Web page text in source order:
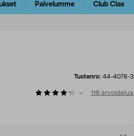
Palvelumme Club Clas
Tuotenro: 44-4078-3
118 arvostelua